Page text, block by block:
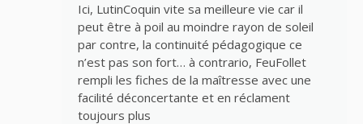
Ici, LutinCoquin vite sa meilleure vie car il
peut être à poil au moindre rayon de soleil
par contre, la continuité pédagogique ce
n’est pas son fort… à contrario, FeuFollet
rempli les fiches de la maîtresse avec une
facilité déconcertante et en réclament
toujours plus